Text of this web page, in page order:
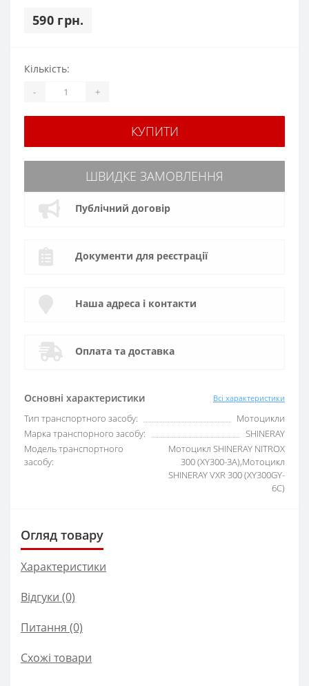
590 грн.
Основні характеристики Всі характеристики
Тип транспортного засобу:
Мотоцикли
Марка транспорного засобу:
SHINERAY
Модель транспортного
засобу:
Мотоцикл SHINERAY NITROX
300 (XY300-3A),Мотоцикл
SHINERAY VXR 300 (XY300GY-
6C)
Кількість:
- +
КУПИТИ
ШВИДКЕ ЗАМОВЛЕННЯ
Публічний договір
Документи для реєстрації
Наша адреса і контакти
Оплата та доставка
Огляд товару
Характеристики
Відгуки (0)
Питання (0)
Схожі товари